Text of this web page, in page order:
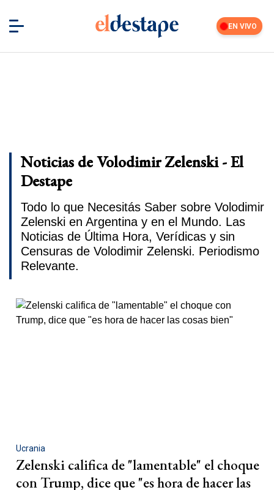
EN VIVO
Noticias de Volodimir Zelenski - El
Destape
Todo lo que Necesitás Saber sobre Volodimir
Zelenski en Argentina y en el Mundo. Las
Noticias de Última Hora, Verídicas y sin
Censuras de Volodimir Zelenski. Periodismo
Relevante.
Ucrania
Zelenski califica de "lamentable" el choque
con Trump, dice que "es hora de hacer las